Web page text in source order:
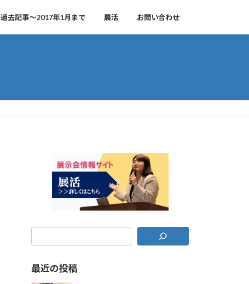
過去記事～2017年1月まで 展活 お問い合わせ
最近の投稿